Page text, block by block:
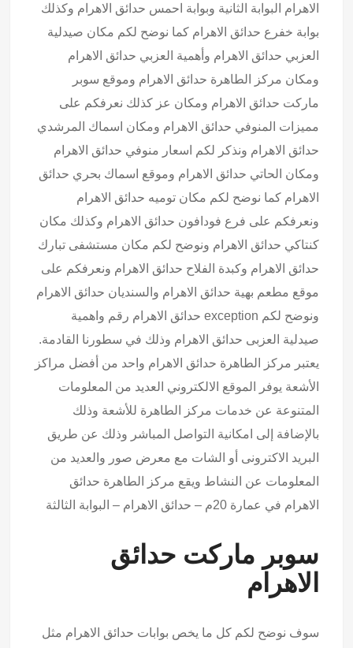
الاهرام البوابة الثانية وبوابة احمس حدائق الاهرام وكذلك
بوابة خفرع حدائق الاهرام كما نوضح لكم مكان صيدلية
العزبي حدائق الاهرام وأهمية العزبي حدائق الاهرام
ومكان مركز الطاهرة حدائق الاهرام وموقع سوبر
ماركت حدائق الاهرام ومكان عز كذلك نعرفكم على
مميزات المنوفي حدائق الاهرام ومكان اسماك المرشدي
حدائق الاهرام ونذكر لكم اسعار منوفي حدائق الاهرام
ومكان الحاتي حدائق الاهرام وموقع اسماك بحري حدائق
الاهرام كما نوضح لكم مكان توميه حدائق الاهرام
ونعرفكم على فرع فودافون حدائق الاهرام وكذلك مكان
كنتاكي حدائق الاهرام ونوضح لكم مكان مستشفى تبارك
حدائق الاهرام وكبدة الفلاح حدائق الاهرام ونعرفكم على
موقع مطعم بهية حدائق الاهرام والسنديان حدائق الاهرام
ونوضح لكم exception حدائق الاهرام رقم واهمية
صيدلية العزبى حدائق الاهرام وذلك في سطورنا القادمة.
يعتبر مركز الطاهرة حدائق الاهرام واحد من أفضل مراكز
الأشعة يوفر الموقع الالكتروني العديد من المعلومات
المتنوعة عن خدمات مركز الطاهرة للأشعة وذلك
بالإضافة إلى امكانية التواصل المباشر وذلك عن طريق
البريد الاكترونى أو الشات مع معرض صور والعديد من
المعلومات عن النشاط ويقع مركز الطاهرة حدائق
الاهرام في عمارة 20م – حدائق الاهرام – البوابة الثالثة
سوبر ماركت حدائق
الاهرام
سوف نوضح لكم كل ما يخص بوابات حدائق الاهرام مثل